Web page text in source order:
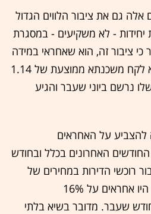
אלה גם את ציבור הלווים הגדול
יחידות - לא משקיעים - במסגרת
ציבור זה, הוא שאחראי במידה
רבה לשיא החדש, שכן הוא לקח משכנתא ממוצעת של 1.14
נרשם ביוני שעבר והגיע
להצביע על האחראים
האחרונים בכלל ובחודש
רוכשי הדירות במחירים של
יותר מ־5 מיליון שקל. אלה היו אחראים על 16%
שעבר. מדובר בשיא בלתי